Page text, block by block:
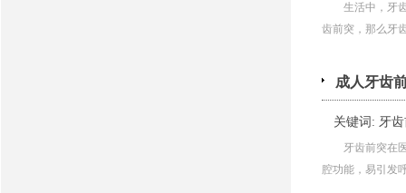
生活中，牙
齿前突，那么牙
成人牙齿
关键词: 牙
牙齿前突在
腔功能，易引发